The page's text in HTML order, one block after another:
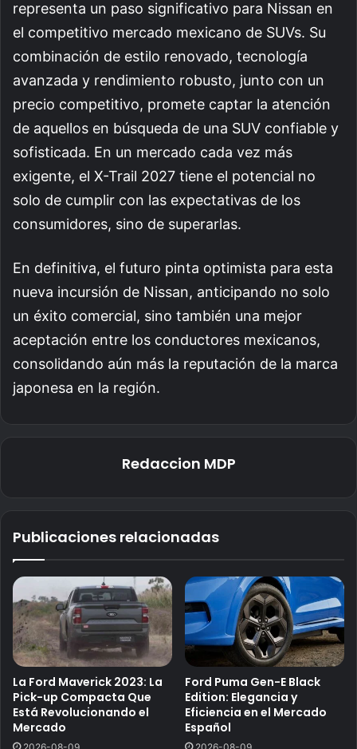
representa un paso significativo para Nissan en
el competitivo mercado mexicano de SUVs. Su
combinación de estilo renovado, tecnología
avanzada y rendimiento robusto, junto con un
precio competitivo, promete captar la atención
de aquellos en búsqueda de una SUV confiable y
sofisticada. En un mercado cada vez más
exigente, el X-Trail 2027 tiene el potencial no
solo de cumplir con las expectativas de los
consumidores, sino de superarlas.
En definitiva, el futuro pinta optimista para esta
nueva incursión de Nissan, anticipando no solo
un éxito comercial, sino también una mejor
aceptación entre los conductores mexicanos,
consolidando aún más la reputación de la marca
japonesa en la región.
Redaccion MDP
Publicaciones relacionadas
La Ford Maverick 2023: La
Pick-up Compacta Que
Está Revolucionando el
Mercado
Ford Puma Gen-E Black
Edition: Elegancia y
Eficiencia en el Mercado
Español